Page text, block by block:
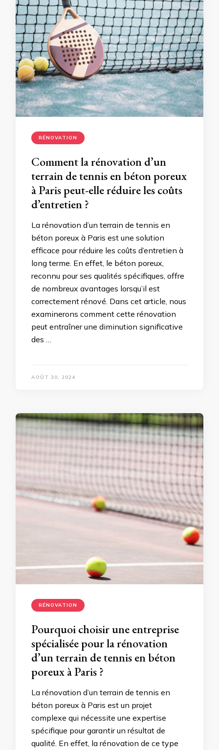
RÉNOVATION
Comment la rénovation d’un
terrain de tennis en béton poreux
à Paris peut-elle réduire les coûts
d’entretien ?
La rénovation d’un terrain de tennis en
béton poreux à Paris est une solution
efficace pour réduire les coûts d’entretien à
long terme. En effet, le béton poreux,
reconnu pour ses qualités spécifiques, offre
de nombreux avantages lorsqu’il est
correctement rénové. Dans cet article, nous
examinerons comment cette rénovation
peut entraîner une diminution significative
des …
AOÛT 30, 2024
RÉNOVATION
Pourquoi choisir une entreprise
spécialisée pour la rénovation
d’un terrain de tennis en béton
poreux à Paris ?
La rénovation d’un terrain de tennis en
béton poreux à Paris est un projet
complexe qui nécessite une expertise
spécifique pour garantir un résultat de
qualité. En effet, la rénovation de ce type